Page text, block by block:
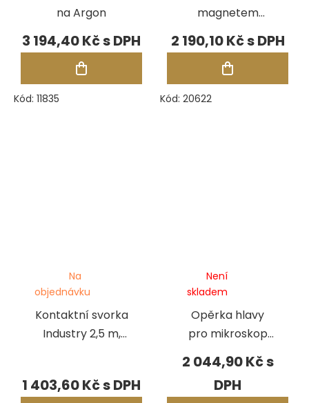
na Argon
3 194,40 Kč
Kód: 11835
magnetem
Industry S 1,5 m,
kabel 6 mm2
2 190,10 Kč
Kód: 20622
Kontaktní svorka
Industry 2,5 m,
Na
objednávku
1 403,60 Kč
Opěrka hlavy
pro mikroskop
SM5
Není
skladem
2 044,90 Kč